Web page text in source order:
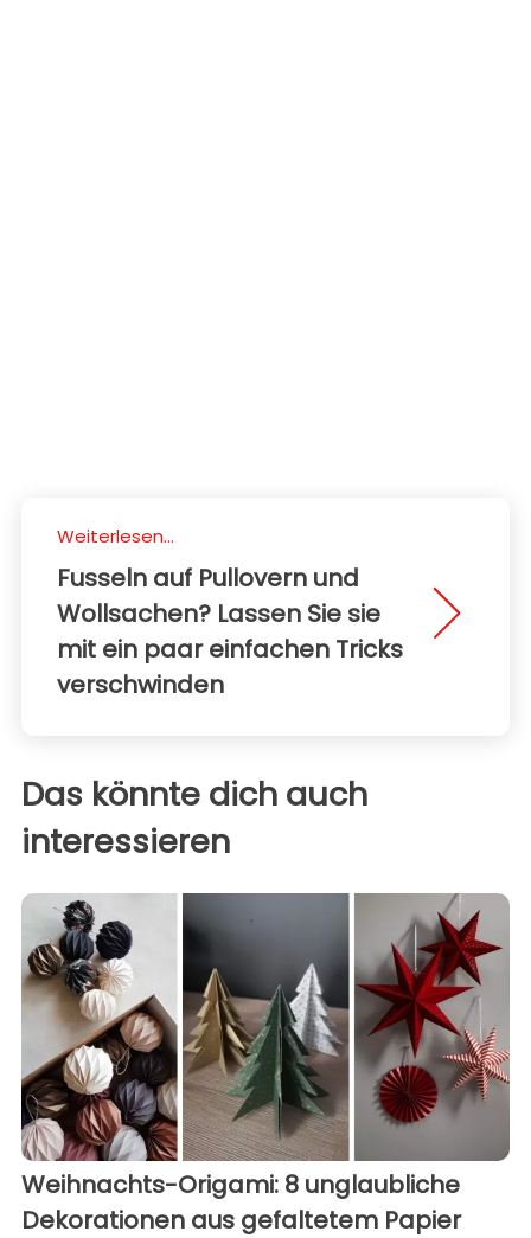
Weiterlesen...
Fusseln auf Pullovern und
Wollsachen? Lassen Sie sie
mit ein paar einfachen Tricks
verschwinden
Das könnte dich auch
interessieren
Weihnachts-Origami: 8 unglaubliche
Dekorationen aus gefaltetem Papier